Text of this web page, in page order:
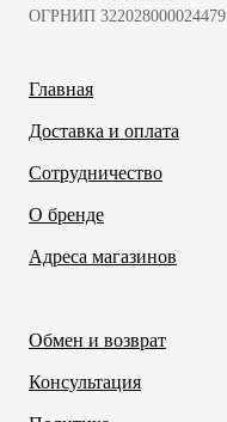
ОГРНИП 322028000024479
Главная
Доставка и оплата
Сотрудничество
О бренде
Адреса магазинов
Обмен и возврат
Консультация